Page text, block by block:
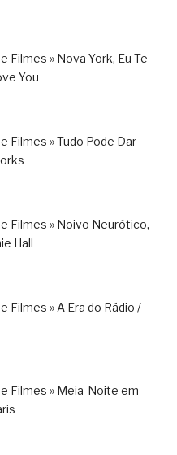
Filmes » Nova York, Eu Te
You
Filmes » Tudo Pode Dar
Filmes » Noivo Neurótico,
Hall
Filmes » A Era do Rádio /
Filmes » Meia-Noite em